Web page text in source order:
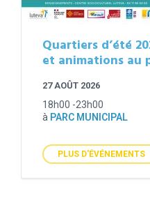
Quartiers d’été
et animations au
27 AOÛT 2026
18h00 -23h00
à PARC MUNICIPAL
PLUS D'ÉVÉNEMENTS